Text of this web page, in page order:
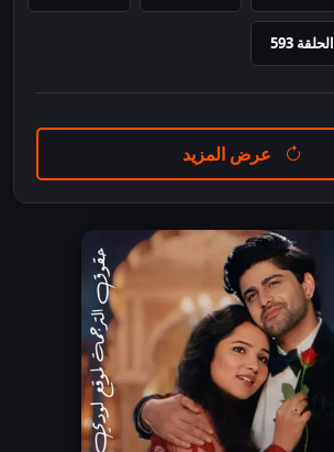
الحلقة 593
عرض المزيد